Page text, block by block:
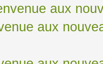
aux
aux